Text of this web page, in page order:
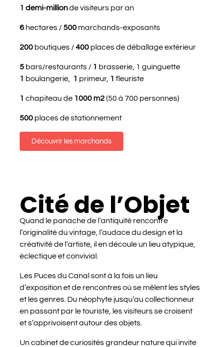
1 demi-millionde visiteurs par an
6 hectares /500 marchands-exposants
200 boutiques /400 places de déballage extérieur
5 bars/restaurants / 1 brasserie, 1 guinguette
1 boulangerie, 1 primeur, 1 fleuriste
1 chapiteau de 1000 m2(50 à 700 personnes)
500 places de stationnement
Découvrir les marchands
Cité de l’Objet
Quand le panache de l’antiquité rencontre
l’originalité du vintage, l’audace du design et la
créativité de l’artiste, il en découle un lieu atypique,
éclectique et convivial.
Les Puces du Canal sont à la fois un lieu
d’exposition et de rencontres où se mêlent les styles
et les genres. Du néophyte jusqu’au collectionneur
en passant par le touriste, les visiteurs se croisent
et s’apprivoisent autour des objets.
Un cabinet de curiosités grandeur nature qui invite